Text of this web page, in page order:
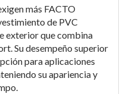
más FACTO
de PVC
exterior que combina
Su desempeño superior
para aplicaciones
su apariencia y